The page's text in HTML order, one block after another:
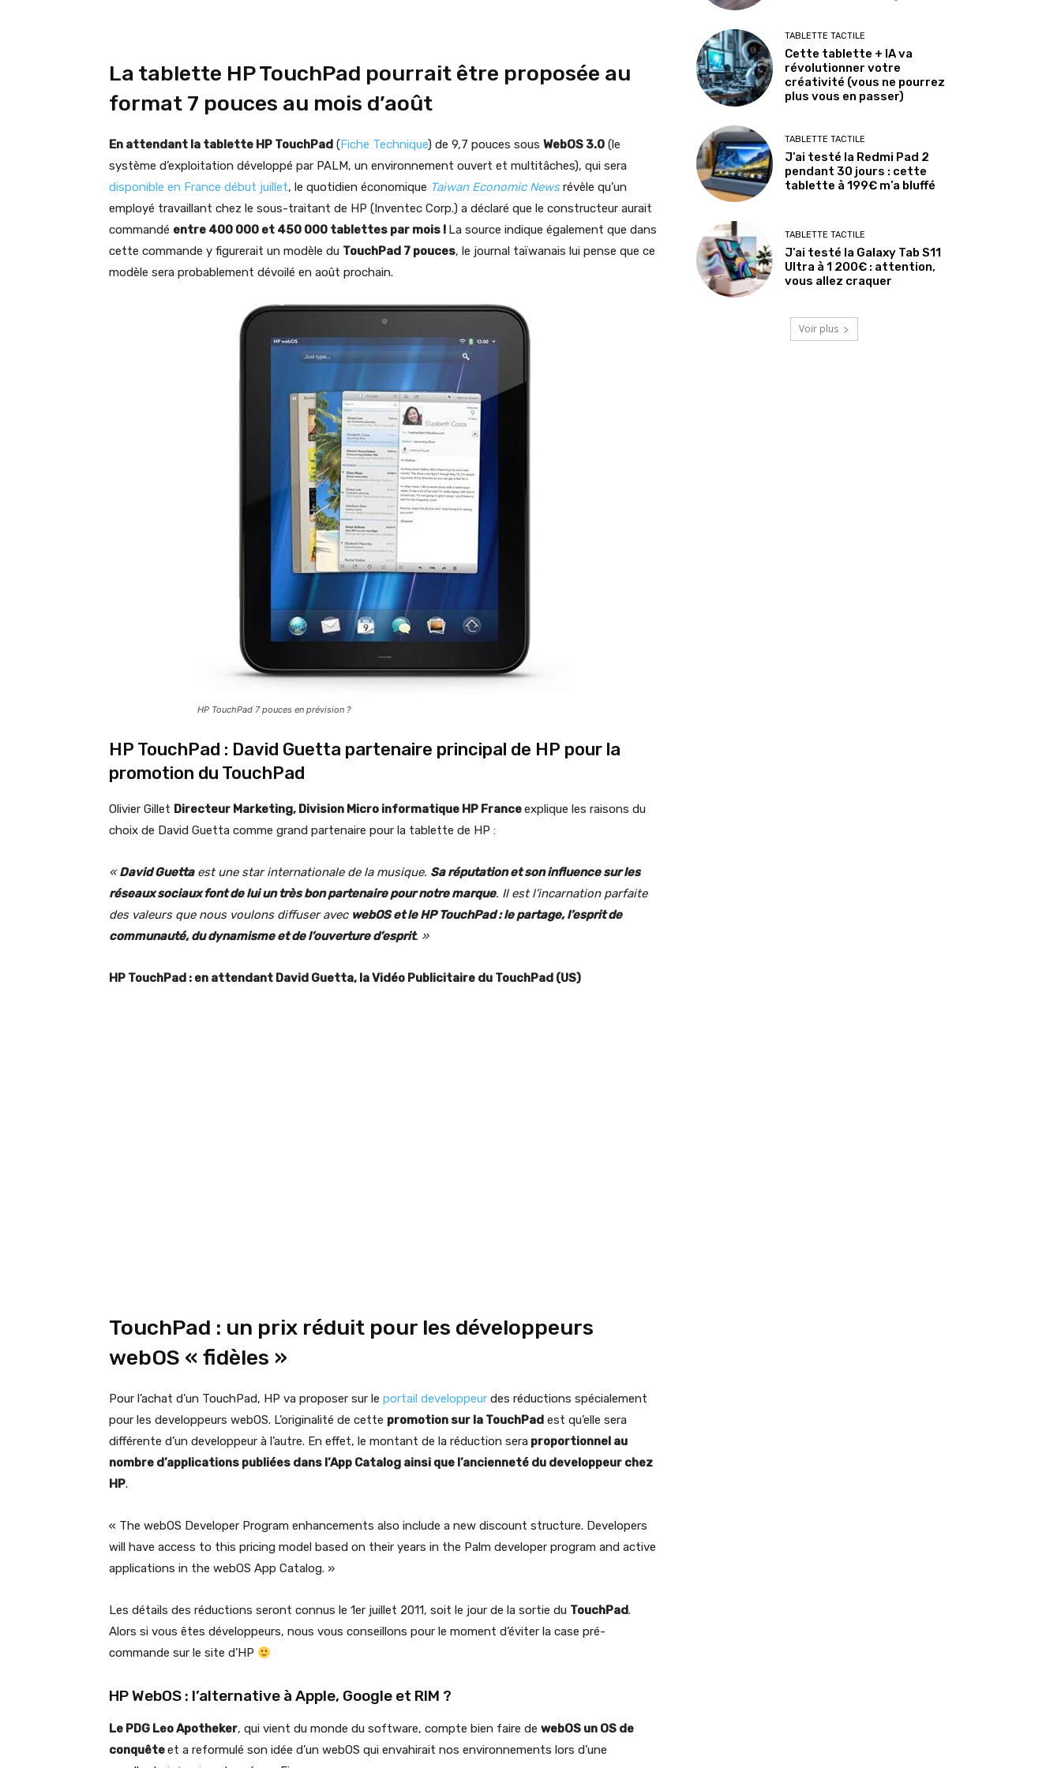
La tablette HP TouchPad pourrait être proposée au
format 7 pouces au mois d’août
En attendant la tablette HP TouchPad (Fiche Technique) de 9,7 pouces sous WebOS 3.0 (le
système d’exploitation développé par PALM, un environnement ouvert et multitâches), qui sera
disponible en France début juillet, le quotidien économique Taiwan Economic Newsrévèle qu’un
employé travaillant chez le sous-traitant de HP (Inventec Corp.) a déclaré que le constructeur aurait
commandé entre 400 000 et 450 000 tablettes par mois ! La source indique également que dans
cette commande y figurerait un modèle du TouchPad 7 pouces, le journal taïwanais lui pense que ce
modèle sera probablement dévoilé en août prochain.
HP TouchPad 7 pouces en prévision ?
HP TouchPad : David Guetta partenaire principal de HP pour la
promotion du TouchPad
Olivier Gillet Directeur Marketing, Division Micro informatique HP Franceexplique les raisons du
choix de David Guetta comme grand partenaire pour la tablette de HP :
«David Guettaest une star internationale de la musique. Sa réputation et son influence sur les
réseaux sociaux font de lui un très bon partenaire pour notre marque. Il est l’incarnation parfaite
des valeurs que nous voulons diffuser avec webOS et le HP TouchPad : le partage, l’esprit de
communauté, du dynamisme et de l’ouverture d’esprit. »
HP TouchPad : en attendant David Guetta, la Vidéo Publicitaire du TouchPad (US)
TouchPad : un prix réduit pour les développeurs
webOS « fidèles »
Pour l’achat d’un TouchPad, HP va proposer sur le portail developpeur des réductions spécialement
pour les developpeurs webOS. L’originalité de cette promotion sur la TouchPad est qu’elle sera
différente d’un developpeur à l’autre. En effet, le montant de la réduction sera proportionnel au
nombre d’applications publiées dans l’App Catalog ainsi que l’ancienneté du developpeur chez
HP.
« The webOS Developer Program enhancements also include a new discount structure. Developers
will have access to this pricing model based on their years in the Palm developer program and active
applications in the webOS App Catalog. »
Les détails des réductions seront connus le 1er juillet 2011, soit le jour de la sortie du TouchPad.
Alors si vous êtes développeurs, nous vous conseillons pour le moment d’éviter la case pré-
commande sur le site d’HP
HP WebOS : l’alternative à Apple, Google et RIM ?
Le PDG Leo Apotheker, qui vient du monde du software, compte bien faire de webOS un OS de
conquêteet a reformulé son idée d’un webOS qui envahirait nos environnements lors d’une
TABLETTE TACTILE
Cette tablette + IA va
révolutionner votre
créativité (vous ne pourrez
plus vous en passer)
TABLETTE TACTILE
J’ai testé la Redmi Pad 2
pendant 30 jours : cette
tablette à 199€ m’a bluffé
TABLETTE TACTILE
J’ai testé la Galaxy Tab S11
Ultra à 1 200€ : attention,
vous allez craquer
Voir plus